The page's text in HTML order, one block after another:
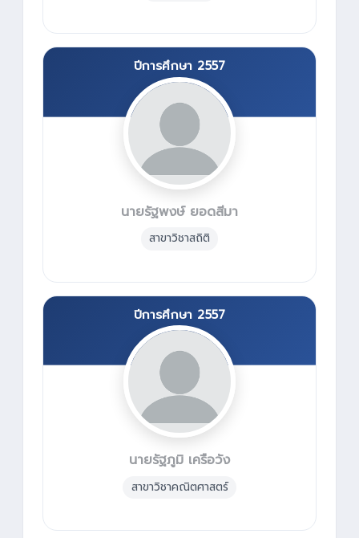
ปีการศึกษา 2557
นายรัฐพงษ์ ยอดสีมา
สาขาวิชาสถิติ
ปีการศึกษา 2557
นายรัฐภูมิ เครือวัง
สาขาวิชาคณิตศาสตร์